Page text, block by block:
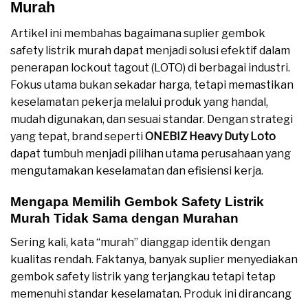
Murah
Artikel ini membahas bagaimana suplier gembok
safety listrik murah dapat menjadi solusi efektif dalam
penerapan lockout tagout (LOTO) di berbagai industri.
Fokus utama bukan sekadar harga, tetapi memastikan
keselamatan pekerja melalui produk yang handal,
mudah digunakan, dan sesuai standar. Dengan strategi
yang tepat, brand sepertiONEBIZ Heavy Duty Loto
dapat tumbuh menjadi pilihan utama perusahaan yang
mengutamakan keselamatan dan efisiensi kerja.
Mengapa Memilih Gembok Safety Listrik
Murah Tidak Sama dengan Murahan
Sering kali, kata “murah” dianggap identik dengan
kualitas rendah. Faktanya, banyak suplier menyediakan
gembok safety listrik yang terjangkau tetapi tetap
memenuhi standar keselamatan. Produk ini dirancang